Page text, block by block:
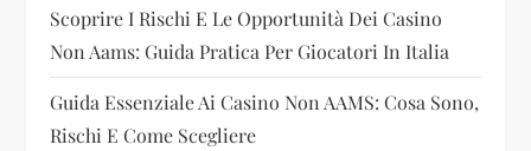
Scoprire I Rischi E Le Opportunità Dei Casino
Non Aams: Guida Pratica Per Giocatori In Italia
Guida Essenziale Ai Casino Non AAMS: Cosa Sono,
Rischi E Come Scegliere